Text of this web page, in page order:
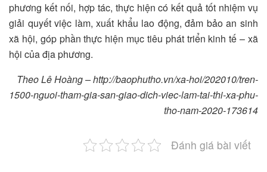
phương kết nối, hợp tác, thực hiện có kết quả tốt nhiệm vụ
giải quyết việc làm, xuất khẩu lao động, đảm bảo an sinh
xã hội, góp phần thực hiện mục tiêu phát triển kinh tế – xã
hội của địa phương.
Theo Lê Hoàng – http://baophutho.vn/xa-hoi/202010/tren-
1500-nguoi-tham-gia-san-giao-dich-viec-lam-tai-thi-xa-phu-
tho-nam-2020-173614
Đánh giá bài viết